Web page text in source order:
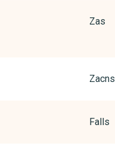
Zas
Zacns
Falls